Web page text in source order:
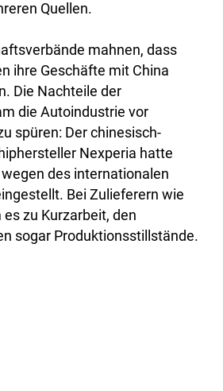
Quellen.
mahnen, dass
ihre Geschäfte mit China
Die Nachteile der
die Autoindustrie vor
spüren: Der chinesisch-
Nexperia hatte
des internationalen
Bei Zulieferern wie
es zu Kurzarbeit, den
sogar Produktionsstillstände.